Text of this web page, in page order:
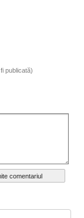
publicată)